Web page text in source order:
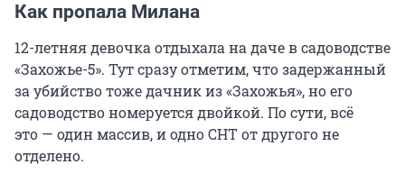
Как пропала Милана
12-летняя девочка отдыхала на даче в садоводстве
«Захожье-5». Тут сразу отметим, что задержанный
за убийство тоже дачник из «Захожья», но его
садоводство номеруется двойкой. По сути, всё
это — один массив, и одно СНТ от другого не
отделено.